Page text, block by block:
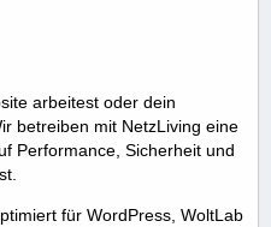
arbeitest oder dein
betreiben mit NetzLiving eine
Performance, Sicherheit und
für WordPress, WoltLab